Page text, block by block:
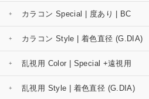
カラコン Special | 度あり | BC
カラコン Style | 着色直径 (G.DIA)
乱視用 Color | Special +遠視用
乱視用 Style | 着色直径 (G.DIA)